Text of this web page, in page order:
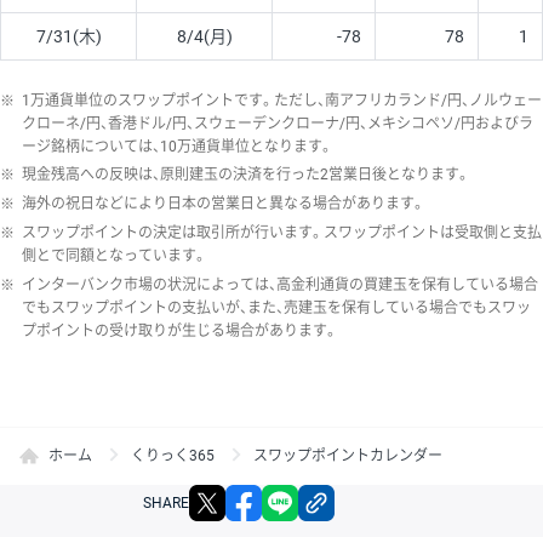
7/31(木) 8/4(月) -78 78 1
※ 1万通貨単位のスワップポイントです。ただし、南アフリカランド/円、ノルウェー
クローネ/円、香港ドル/円、スウェーデンクローナ/円、メキシコペソ/円およびラ
ージ銘柄については、10万通貨単位となります。
※ 現金残高への反映は、原則建玉の決済を行った2営業日後となります。
※ 海外の祝日などにより日本の営業日と異なる場合があります。
※ スワップポイントの決定は取引所が行います。スワップポイントは受取側と支払
側とで同額となっています。
※ インターバンク市場の状況によっては、高金利通貨の買建玉を保有している場合
でもスワップポイントの支払いが、また、売建玉を保有している場合でもスワッ
プポイントの受け取りが生じる場合があります。
ホーム くりっく365 スワップポイントカレンダー
SHARE X facebook